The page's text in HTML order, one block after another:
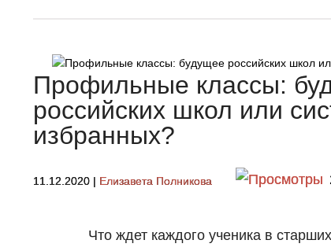
Профильные классы:
российских школ или
избранных?
11.12.2020 | Елизавета Полникова
Что ждет каждого ученика в